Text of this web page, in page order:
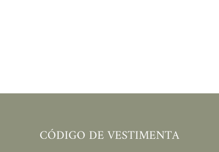
CÓDIGO DE VESTIMENTA